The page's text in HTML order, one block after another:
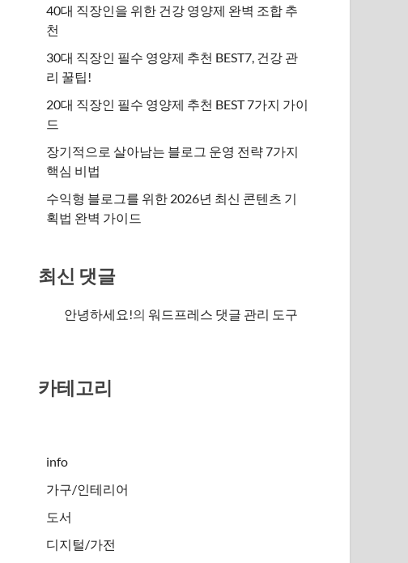
40대 직장인을 위한 건강 영양제 완벽 조합 추
천
30대 직장인 필수 영양제 추천 BEST7, 건강 관
리 꿀팁!
20대 직장인 필수 영양제 추천 BEST 7가지 가이
드
장기적으로 살아남는 블로그 운영 전략 7가지
핵심 비법
수익형 블로그를 위한 2026년 최신 콘텐츠 기
획법 완벽 가이드
최신 댓글
안녕하세요!의워드프레스 댓글 관리 도구
카테고리
info
가구/인테리어
도서
디지털/가전